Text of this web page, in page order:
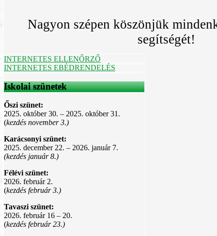
Nagyon szépen köszönjük
segítségét!
INTERNETES ELLENŐRZŐ
INTERNETES EBÉDRENDELÉS
Iskolai szünetek
Őszi szünet:
2025. október 30. – 2025. október 31.
(kezdés november 3.)
Karácsonyi szünet:
2025. december 22. – 2026. január 7.
(kezdés január 8.)
Félévi szünet:
2026. február 2.
(kezdés február 3.)
Tavaszi szünet:
2026. február 16 – 20.
(kezdés február 23.)